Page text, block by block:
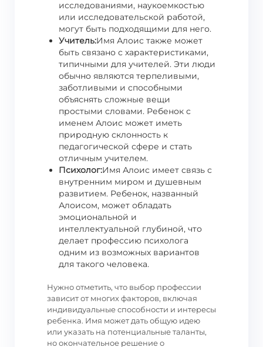
исследованиями, наукоемкостью
или исследовательской работой,
могут быть подходящими для него.
Учитель:Имя Алоис также может
быть связано с характеристиками,
типичными для учителей. Эти люди
обычно являются терпеливыми,
заботливыми и способными
объяснять сложные вещи
простыми словами. Ребенок с
именем Алоис может иметь
природную склонность к
педагогической сфере и стать
отличным учителем.
Психолог:Имя Алоис имеет связь с
внутренним миром и душевным
развитием. Ребенок, названный
Алоисом, может обладать
эмоциональной и
интеллектуальной глубиной, что
делает профессию психолога
одним из возможных вариантов
для такого человека.
Нужно отметить, что выбор профессии
зависит от многих факторов, включая
индивидуальные способности и интересы
ребенка. Имя может дать общую идею
или указать на потенциальные таланты,
но окончательное решение о